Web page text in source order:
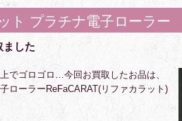
ト プラチナ電子ローラー
ました
でゴロゴロ…今回お買取したお品は、
ローラーReFaCARAT(リファカラット)